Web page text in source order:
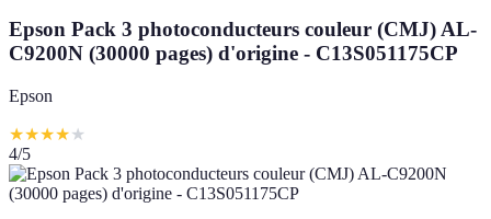
Epson Pack 3 photoconducteurs couleur (CMJ) AL-
C9200N (30000 pages) d'origine - C13S051175CP
Epson
★★★★★
4/5